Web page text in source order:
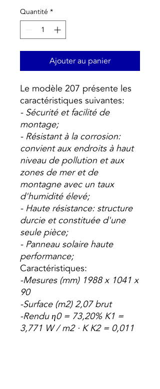
Quantité *
Ajouter au panier
Le modèle 207 présente les
caractéristiques suivantes:
- Sécurité et facilité de
montage;
- Résistant à la corrosion:
convient aux endroits à haut
niveau de pollution et aux
zones de mer et de
montagne avec un taux
d'humidité élevé;
- Haute résistance: structure
durcie et constituée d'une
seule pièce;
- Panneau solaire haute
performance;
Caractéristiques:
-Mesures (mm) 1988 x 1041 x
90
-Surface (m2) 2,07 brut
-Rendu η0 = 73,20% K1 =
3,771 W / m2 · K K2 = 0,011